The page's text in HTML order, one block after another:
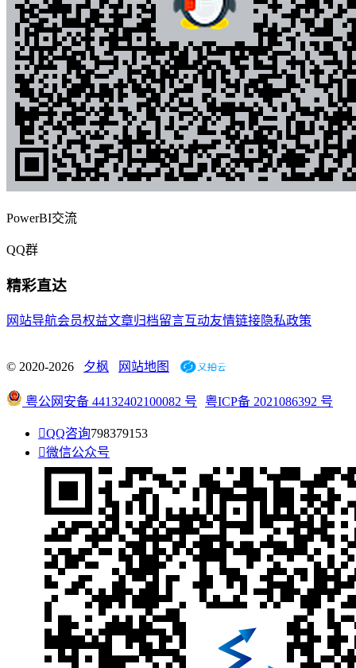
PowerBI交流
QQ群
精彩直达
网站导航会员权益文章归档留言互动友情链接隐私政策
© 2020-2026 夕枫 网站地图
粤公网安备 44132402100082 号 粤ICP备 2021086392 号
QQ咨询798379153
微信公众号